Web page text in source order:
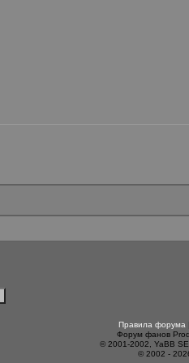
Правила форума
Форум фанов
© 2001-2002, YaBB SE
© 2002 -